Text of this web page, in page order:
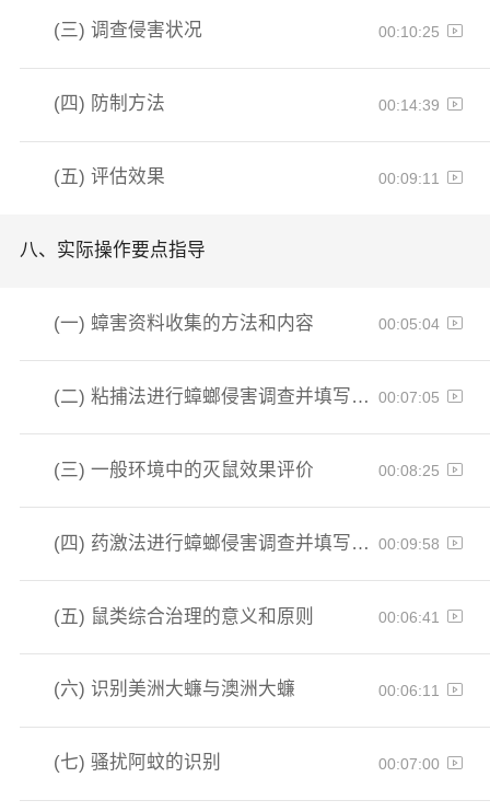
(三)调查侵害状况 00:10:25
(四) 防制方法 00:14:39
(五)评估效果 00:09:11
八、 实际操作要点指导
(一)蟑害资料收集的方法和内容 00:05:04
(二) 粘捕法进行蟑螂侵害调查并填写检查记录 00:07:05
(三)一般环境中的灭鼠效果评价 00:08:25
(四) 药激法进行蟑螂侵害调查并填写检查记录 00:09:58
(五) 鼠类综合治理的意义和原则 00:06:41
(六)识别美洲大蠊与澳洲大蠊 00:06:11
(七)骚扰阿蚊的识别 00:07:00